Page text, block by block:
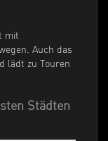
mit
Auch das
lädt zu Touren
Städten